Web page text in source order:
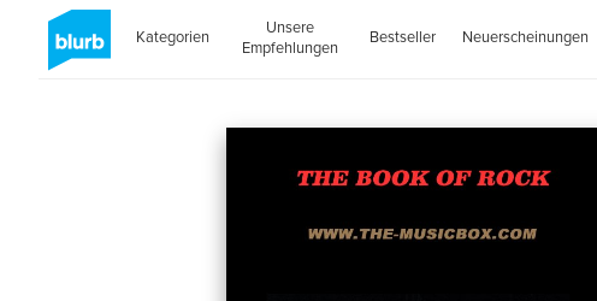
Kategorien
Unsere
Empfehlungen
Bestseller Neuerscheinungen